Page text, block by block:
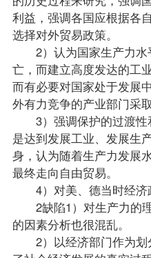
利益，强调各国应根据各
选择对外贸易政策。
2）认为国家生产力水
亡，而建立高度发达的工
而有必要对国家处于发展
外有力竞争的产业部门采
3）强调保护的过渡性
是达到发展工业、发展生
身，认为随着生产力发展
最终走向自由贸易。
4）对美、德当时经济
2缺陷1）对生产力的理
的因素分析也很混乱。
2）以经济部门作为划